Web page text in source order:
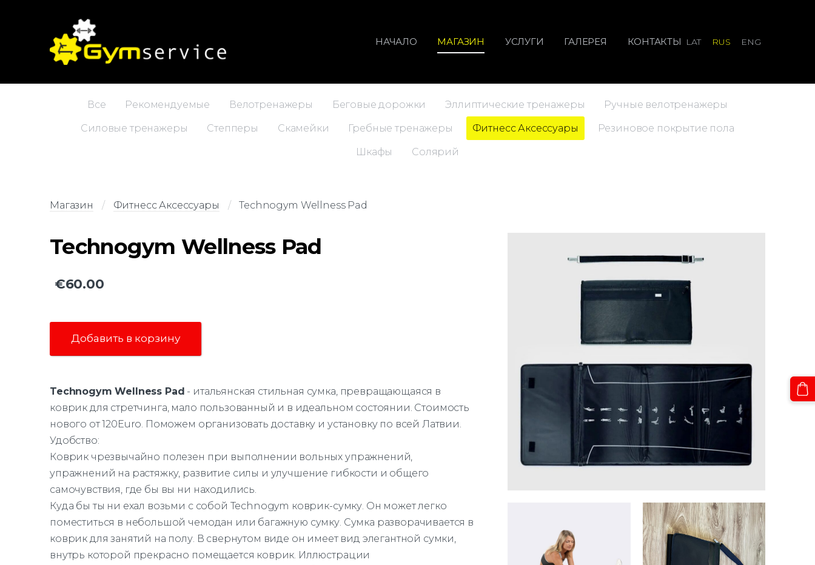
НАЧАЛО МАГАЗИН УСЛУГИ ГАЛЕРЕЯ КОНТАКТЫ LAT RUS ENG
Все Рекомендуемые Велотренажеры Беговые дорожки Эллиптические тренажеры Ручные велотренажеры
Силовые тренажеры Степперы Скамейки Гребные тренажеры Фитнесс Аксессуары Резиновое покрытие пола
Шкафы Солярий
Магазин Фитнесс Аксессуары Technogym Wellness Pad
Technogym Wellness Pad
€60.00
Добавить в корзину
Technogym Wellness Pad - итальянская стильная сумка, превращающаяся в
коврик для стретчинга, мало пользованный и в идеальном состоянии. Стоимость
нового от 120Euro. Поможем организовать доставку и установку по всей Латвии.
Удобство:
Коврик чрезвычайно полезен при выполнении вольных упражнений,
упражнений на растяжку, развитие силы и улучшение гибкости и общего
самочувствия, где бы вы ни находились.
Куда бы ты ни ехал возьми с собой Technogym коврик-сумку. Он может легко
поместиться в небольшой чемодан или багажную сумку. Сумка разворачивается в
коврик для занятий на полу. В свернутом виде он имеет вид элегантной сумки,
внутрь которой прекрасно помещается коврик. Иллюстрации